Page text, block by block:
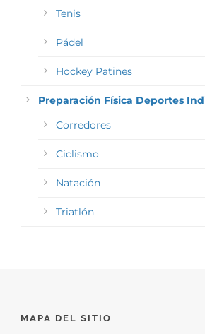
Tenis
Pádel
Hockey Patines
Preparación Física Deportes
Corredores
Ciclismo
Natación
Triatlón
MAPA DEL SITIO